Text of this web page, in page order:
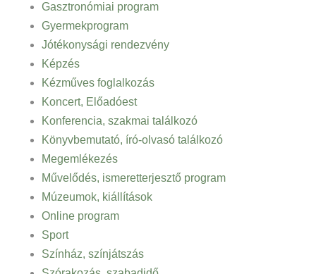
Gasztronómiai program
Gyermekprogram
Jótékonysági rendezvény
Képzés
Kézműves foglalkozás
Koncert, Előadóest
Konferencia, szakmai találkozó
Könyvbemutató, író-olvasó találkozó
Megemlékezés
Művelődés, ismeretterjesztő program
Múzeumok, kiállítások
Online program
Sport
Színház, színjátszás